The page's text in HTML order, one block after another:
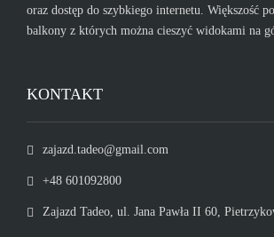
oraz dostęp do szybkiego internetu. Większość
balkony z których można cieszyć widokami na
KONTAKT
zajazd.tadeo@gmail.com
+48 601092800
Zajazd Tadeo, ul. Jana Pawła II 60,